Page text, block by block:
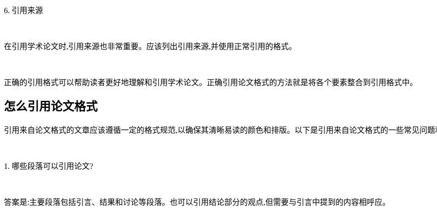
6. 引用来源
在引用学术论文时,引用来源也非常重要。应该列出引用来源,并使用正常引用的格式。
正确的引用格式可以帮助读者更好地理解和引用学术论文。正确引用论文格式的方法就是将各个要素整合到引用格式中。
怎么引用论文格式
引用来自论文格式的文章应该遵循一定的格式规范,以确保其清晰易读的颜色和排版。以下是引用来自论文格式的一些常见问题
1. 哪些段落可以引用论文?
答案是:主要段落包括引言、结果和讨论等段落。也可以引用结论部分的观点,但需要与引言中提到的内容相呼应。